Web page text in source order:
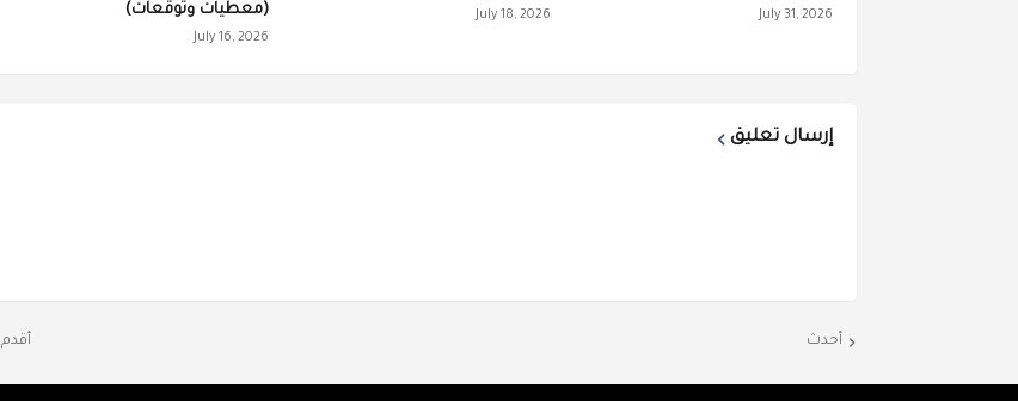
July 31, 2026
July 18, 2026
(معطيات وتوقعات)
July 16, 2026
إرسال تعليق
أحدث أقدم